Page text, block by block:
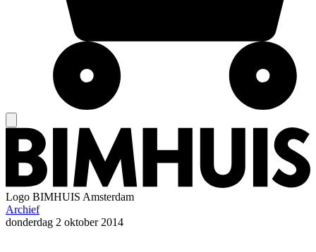
Logo BIMHUIS Amsterdam
Archief
donderdag 2 oktober 2014